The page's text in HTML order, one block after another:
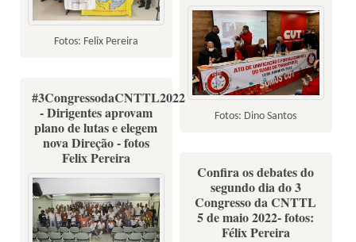
Fotos: Felix Pereira
Fotos: Dino Santos
#3CongressodaCNTTL2022
- Dirigentes aprovam
plano de lutas e elegem
nova Direção - fotos
Felix Pereira
Confira os debates do
segundo dia do 3
Congresso da CNTTL
5 de maio 2022- fotos:
Félix Pereira